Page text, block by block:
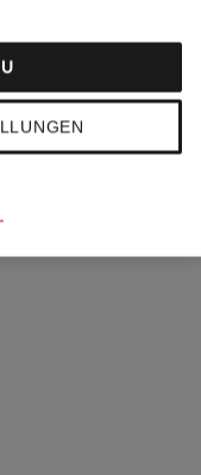
ELBSAND
Sweatshirt GESKE